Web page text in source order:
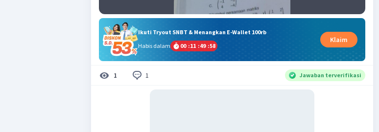
Ikuti Tryout SNBT & Menangkan E-Wallet 100rb
Habis dalam
00 :11 :49 :57
Klaim
1 1 Jawaban terverifikasi